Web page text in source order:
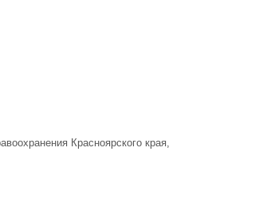
Красноярского края,